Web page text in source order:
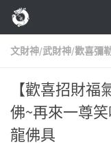
Skip to content
文財神/武財神/歡喜彌
【歡喜招財
佛~再來一尊
龍佛具